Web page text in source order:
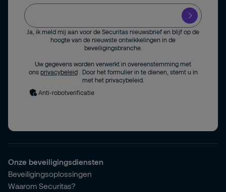
Ja, ik meld mij aan voor de Securitas nieuwsbrief en blijf op de
hoogte van de nieuwste ontwikkelingen in de
beveiligingsbranche.
Uw gegevens worden verwerkt in overeenstemming met
ons privacybeleid
. Door het formulier in te dienen, stemt u in
met het privacybeleid.
Anti-robotverificatie
Onze beveiligingsdiensten
Beveiligingsoplossingen
Waarom Securitas?